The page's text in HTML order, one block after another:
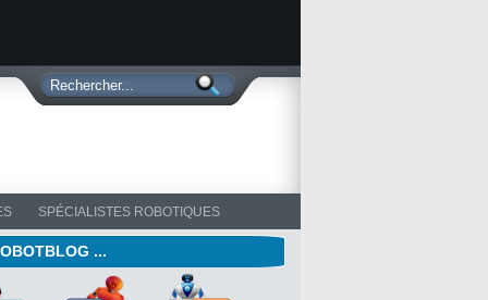
SPÉCIALISTES ROBOTIQUES
...